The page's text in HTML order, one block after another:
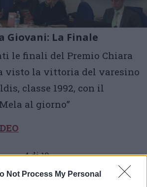
Not Process My Personal
Giovani: La Finale
le finali del Premio Chiara
visto la vittoria del varesino
classe 1992, con il
al giorno”
4 di 19
2015